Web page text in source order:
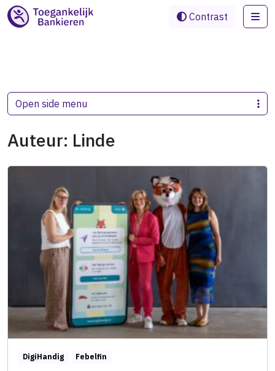
Contrast
Auteur: Linde
DigiHandig Febelfin
Open side menu